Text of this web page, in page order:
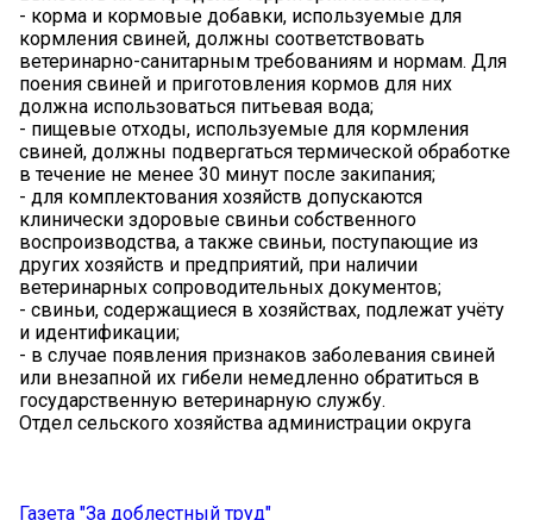
- корма и кормовые добавки, используемые для
кормления свиней, должны соответствовать
ветеринарно-санитарным требованиям и нормам. Для
поения свиней и приготовления кормов для них
должна использоваться питьевая вода;
- пищевые отходы, используемые для кормления
свиней, должны подвергаться термической обработке
в течение не менее 30 минут после закипания;
- для комплектования хозяйств допускаются
клинически здоровые свиньи собственного
воспроизводства, а также свиньи, поступающие из
других хозяйств и предприятий, при наличии
ветеринарных сопроводительных документов;
- свиньи, содержащиеся в хозяйствах, подлежат учёту
и идентификации;
- в случае появления признаков заболевания свиней
или внезапной их гибели немедленно обратиться в
государственную ветеринарную службу.
Отдел сельского хозяйства администрации округа
Газета "За доблестный труд"